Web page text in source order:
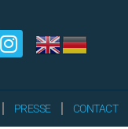
PRESSE CONTACT